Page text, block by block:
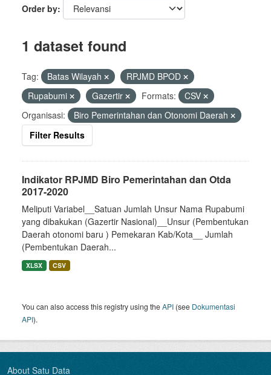
Order by
1 dataset found
Tag: Batas Wilayah
RPJMD BPOD
Rupabumi
Gazertir Formats:
CSV
Organisasi:
Biro Pemerintahan dan Otonomi Daerah
Filter Results
Indikator RPJMD Biro Pemerintahan dan Otda
2017-2020
Meliputi Variabel__Satuan Jumlah Unsur Nama Rupabumi
yang dibakukan (Gazertir Nasional)__Unsur (Pembentukan
Daerah otonomi baru ) Pemekaran Kab/Kota__ Jumlah
(Pembentukan Daerah...
XLSX CSV
You can also access this registry using theAPI (see Dokumentasi
API).
About Satu Data